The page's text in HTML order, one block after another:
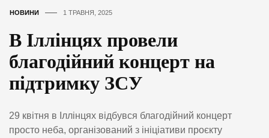
НОВИНИ 1 ТРАВНЯ, 2025
В Іллінцях провели
благодійний концерт на
підтримку ЗСУ
29 квітня в Іллінцях відбувся благодійний концерт
просто неба, організований з ініціативи проєкту